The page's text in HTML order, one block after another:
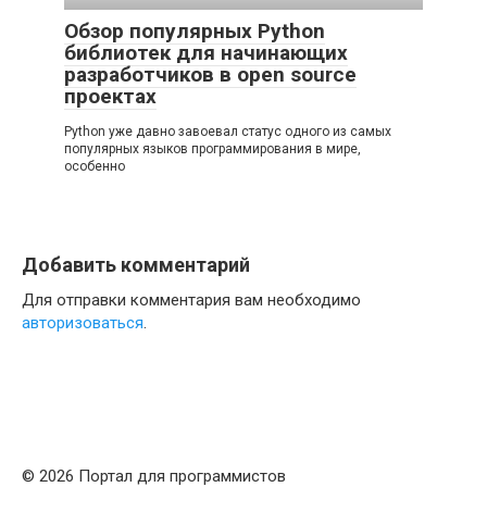
Обзор популярных Python
библиотек для начинающих
разработчиков в open source
проектах
Python уже давно завоевал статус одного из самых
популярных языков программирования в мире,
особенно
Добавить комментарий
Для отправки комментария вам необходимо
авторизоваться.
© 2026 Портал для программистов